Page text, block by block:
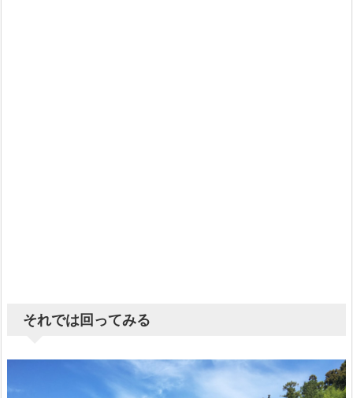
それでは回ってみる